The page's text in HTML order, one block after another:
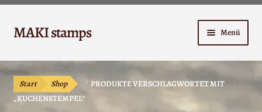
Zur
Navigation
Zum
Inhalt
MAKI stamps Menü
Shop
Warenkorb
Start Shop
PRODUKTE VERSCHLAGWORTET MIT
„KUCHENSTEMPEL“